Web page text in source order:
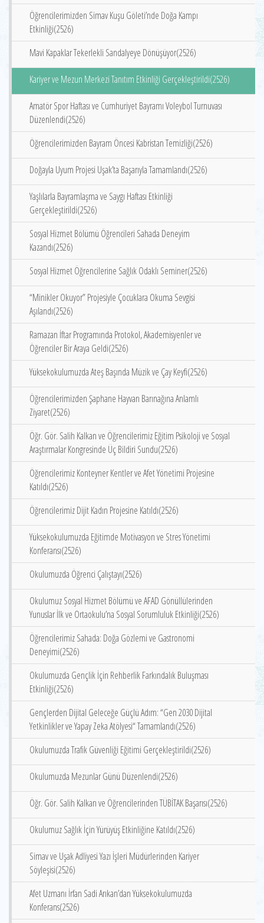
Öğrencilerimizden Simav Kuşu Göleti’nde Doğa Kampı
Etkinliği(2526)
Mavi Kapaklar Tekerlekli Sandalyeye Dönüşüyor(2526)
Kariyer ve Mezun Merkezi Tanıtım Etkinliği Gerçekleştirildi(2526)
Amatör Spor Haftası ve Cumhuriyet Bayramı Voleybol Turnuvası
Düzenlendi(2526)
Öğrencilerimizden Bayram Öncesi Kabristan Temizliği(2526)
Doğayla Uyum Projesi Uşak’ta Başarıyla Tamamlandı(2526)
Yaşlılarla Bayramlaşma ve Saygı Haftası Etkinliği
Gerçekleştirildi(2526)
Sosyal Hizmet Bölümü Öğrencileri Sahada Deneyim
Kazandı(2526)
Sosyal Hizmet Öğrencilerine Sağlık Odaklı Seminer(2526)
“Minikler Okuyor” Projesiyle Çocuklara Okuma Sevgisi
Aşılandı(2526)
Ramazan İftar Programında Protokol, Akademisyenler ve
Öğrenciler Bir Araya Geldi(2526)
Yüksekokulumuzda Ateş Başında Müzik ve Çay Keyfi(2526)
Öğrencilerimizden Şaphane Hayvan Barınağına Anlamlı
Ziyaret(2526)
Öğr. Gör. Salih Kalkan ve Öğrencilerimiz Eğitim Psikoloji ve Sosyal
Araştırmalar Kongresinde Üç Bildiri Sundu(2526)
Öğrencilerimiz Konteyner Kentler ve Afet Yönetimi Projesine
Katıldı(2526)
Öğrencilerimiz Dijit Kadın Projesine Katıldı(2526)
Yüksekokulumuzda Eğitimde Motivasyon ve Stres Yönetimi
Konferansı(2526)
Okulumuzda Öğrenci Çalıştayı(2526)
Okulumuz Sosyal Hizmet Bölümü ve AFAD Gönüllülerinden
Yunuslar İlk ve Ortaokulu’na Sosyal Sorumluluk Etkinliği(2526)
Öğrencilerimiz Sahada: Doğa Gözlemi ve Gastronomi
Deneyimi(2526)
Okulumuzda Gençlik İçin Rehberlik Farkındalık Buluşması
Etkinliği(2526)
Gençlerden Dijital Geleceğe Güçlü Adım: “Gen 2030 Dijital
Yetkinlikler ve Yapay Zeka Atölyesi“ Tamamlandı(2526)
Okulumuzda Trafik Güvenliği Eğitimi Gerçekleştirildi(2526)
Okulumuzda Mezunlar Günü Düzenlendi(2526)
Öğr. Gör. Salih Kalkan ve Öğrencilerinden TÜBİTAK Başarısı(2526)
Okulumuz Sağlık İçin Yürüyüş Etkinliğine Katıldı(2526)
Simav ve Uşak Adliyesi Yazı İşleri Müdürlerinden Kariyer
Söyleşisi(2526)
Afet Uzmanı İrfan Sadi Arıkan’dan Yüksekokulumuzda
Konferans(2526)